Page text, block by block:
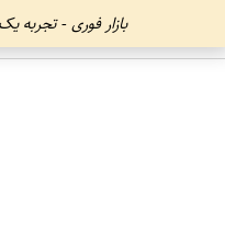
بازار فوری -